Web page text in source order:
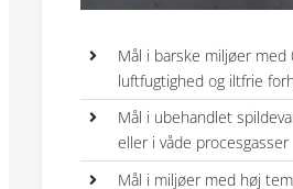
Mål i barske miljøer med
luftfugtighed og iltfrie
Mål i ubehandlet
eller i våde procesgasser
Mål i miljøer med høj